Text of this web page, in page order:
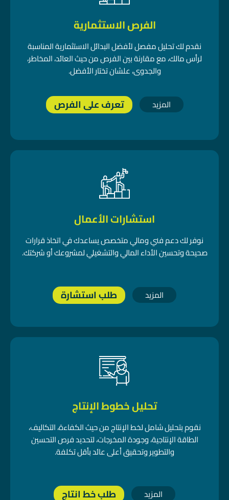
الفرص الاستثمارية
نقدم لك تحليل مفصل لأفضل البدائل الاستثمارية المناسبة
لرأس مالك، مع مقارنة بين الفرص من حيث العائد، المخاطر،
والجدوى، علشان تختار الأفضل.
المزيد تعرف على الفرص
استشارات الأعمال
نوفر لك دعم فني ومالي متخصص يساعدك في اتخاذ قرارات
صحيحة وتحسين الأداء المالي والتشغيلي لمشروعك أو شركتك.
المزيد طلب استشارة
تحليل خطوط الإنتاج
نقوم بتحليل شامل لخط الإنتاج من حيث الكفاءة، التكاليف،
الطاقة الإنتاجية، وجودة المخرجات، لتحديد فرص التحسين
والتطوير وتحقيق أعلى عائد بأقل تكلفة.
المزيد طلب خط انتاج